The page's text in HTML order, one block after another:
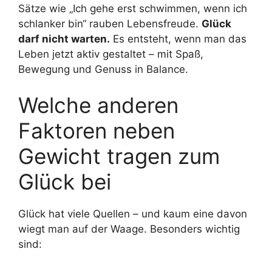
Sätze wie „Ich gehe erst schwimmen, wenn ich
schlanker bin“ rauben Lebensfreude. Glück
darf nicht warten. Es entsteht, wenn man das
Leben jetzt aktiv gestaltet – mit Spaß,
Bewegung und Genuss in Balance.
Welche anderen
Faktoren neben
Gewicht tragen zum
Glück bei
Glück hat viele Quellen – und kaum eine davon
wiegt man auf der Waage. Besonders wichtig
sind: